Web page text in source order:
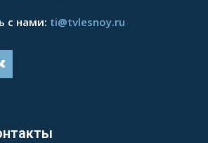
с нами: ti@tvlesnoy.ru